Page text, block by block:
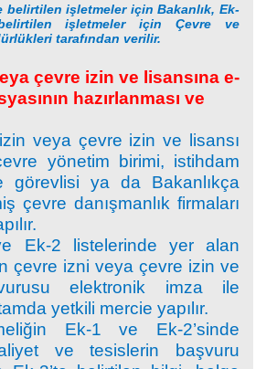
belirtilen işletmeler için Bakanlık, Ek-
işletmeler için Çevre ve
tarafından verilir.
çevre izin ve lisansına e-
hazırlanması ve
veya çevre izin ve lisansı
yönetim birimi, istihdam
görevlisi ya da Bakanlıkça
çevre danışmanlık firmaları
Ek-2 listelerinde yer alan
çevre izni veya çevre izin ve
elektronik imza ile
yetkili mercie yapılır.
Ek-1 ve Ek-2’sinde
ve tesislerin başvuru